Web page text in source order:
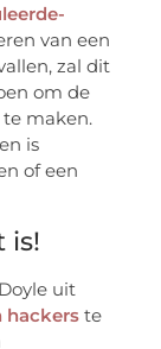
van een
zal dit
om de
maken.
is
of een
is!
uit
hackers te